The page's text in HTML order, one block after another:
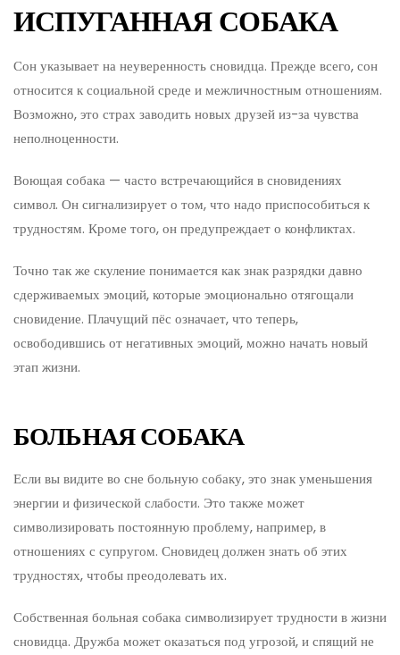
ИСПУГАННАЯ СОБАКА
Сон указывает на неуверенность сновидца. Прежде всего, сон
относится к социальной среде и межличностным отношениям.
Возможно, это страх заводить новых друзей из-за чувства
неполноценности.
Воющая собака — часто встречающийся в сновидениях
символ. Он сигнализирует о том, что надо приспособиться к
трудностям. Кроме того, он предупреждает о конфликтах.
Точно так же скуление понимается как знак разрядки давно
сдерживаемых эмоций, которые эмоционально отягощали
сновидение. Плачущий пёс означает, что теперь,
освободившись от негативных эмоций, можно начать новый
этап жизни.
БОЛЬНАЯ СОБАКА
Если вы видите во сне больную собаку, это знак уменьшения
энергии и физической слабости. Это также может
символизировать постоянную проблему, например, в
отношениях с супругом. Сновидец должен знать об этих
трудностях, чтобы преодолевать их.
Собственная больная собака символизирует трудности в жизни
сновидца. Дружба может оказаться под угрозой, и спящий не